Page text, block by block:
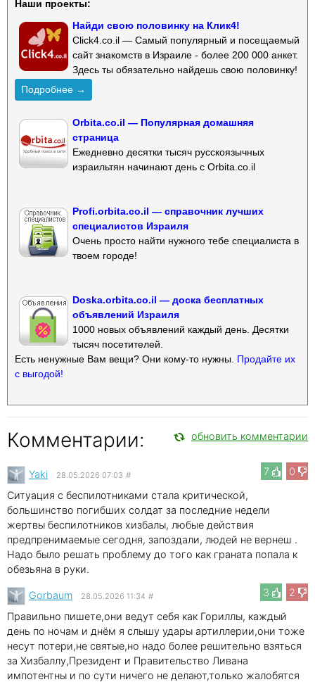
Наши проекты:
Найди свою половинку на Клик4!
Click4.co.il — Самый популярный и посещаемый
сайт знакомств в Израиле - более 200 000 анкет.
Здесь ты обязательно найдешь свою половинку!
Подробнее →
Orbita.co.il — Популярная домашняя
страница
Ежедневно десятки тысяч русскоязычных
израильтян начинают день с Orbita.co.il
Profi.orbita.co.il — справочник лучших
специалистов Израиля
Очень просто найти нужного тебе специалиста в
твоем городе!
Doska.orbita.co.il — доска бесплатных
объявлений Израиля
1000 новых объявлений каждый день. Десятки
тысяч посетителей.
Есть ненужные Вам вещи? Они кому-то нужны. Продайте их
с выгодой!
Комментарии: обновить комментарии
7 0
Yaki 28.05.2026 07:03 #
Ситуация с беспилотниками стала критической,
большинство погибших солдат за последние недели
жертвы беспилотников хизбалы, любые действия
предпренимаемые сегодня, запоздали, людей не вернеш .
Надо было решать проблему до того как граната попала к
обезьяна в руки.
3
2
Gorbaum 28.05.2026 11:34 #
Правильно пишете,они ведут себя как Гориллы, каждый
день по ночам и днём я слышу удары артиллерии,они тоже
несут потери,не святые,но надо более решительно взяться
за Хизбаллу,Президент и Правительство Ливана
импотентны и по сути ничего не делают,только жалобятся